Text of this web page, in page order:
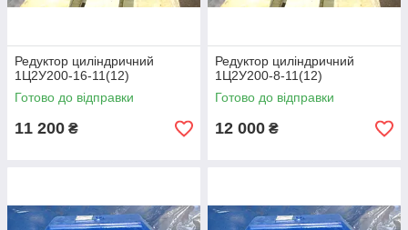
Редуктор циліндричний
1Ц2У200-16-11(12)
Готово до відправки
11 200 ₴
Редуктор циліндричний
1Ц2У200-8-11(12)
Готово до відправки
12 000 ₴